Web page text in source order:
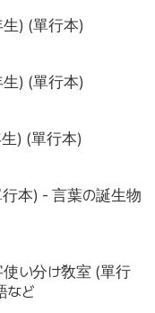
生) (單行本)
生) (單行本)
生) (單行本)
行本) - 言葉の誕生物
使い分け敎室 (單行
など